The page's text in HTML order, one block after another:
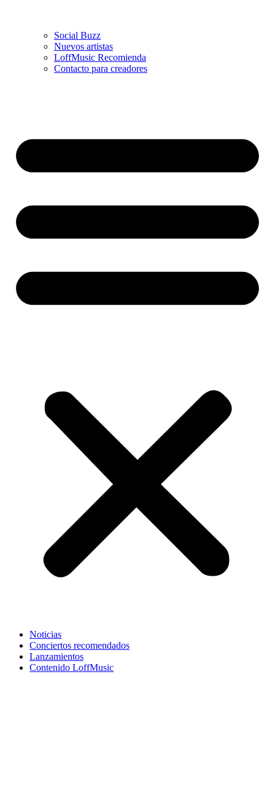
Social Buzz
Nuevos artistas
LoffMusic Recomienda
Contacto para creadores
Noticias
Conciertos recomendados
Lanzamientos
Contenido LoffMusic